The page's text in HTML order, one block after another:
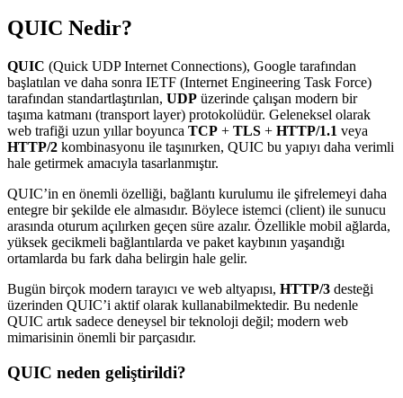
QUIC Nedir?
QUIC (Quick UDP Internet Connections), Google tarafından
başlatılan ve daha sonra IETF (Internet Engineering Task Force)
tarafından standartlaştırılan, UDP üzerinde çalışan modern bir
taşıma katmanı (transport layer) protokolüdür. Geleneksel olarak
web trafiği uzun yıllar boyunca TCP + TLS + HTTP/1.1 veya
HTTP/2 kombinasyonu ile taşınırken, QUIC bu yapıyı daha verimli
hale getirmek amacıyla tasarlanmıştır.
QUIC’in en önemli özelliği, bağlantı kurulumu ile şifrelemeyi daha
entegre bir şekilde ele almasıdır. Böylece istemci (client) ile sunucu
arasında oturum açılırken geçen süre azalır. Özellikle mobil ağlarda,
yüksek gecikmeli bağlantılarda ve paket kaybının yaşandığı
ortamlarda bu fark daha belirgin hale gelir.
Bugün birçok modern tarayıcı ve web altyapısı, HTTP/3 desteği
üzerinden QUIC’i aktif olarak kullanabilmektedir. Bu nedenle
QUIC artık sadece deneysel bir teknoloji değil; modern web
mimarisinin önemli bir parçasıdır.
QUIC neden geliştirildi?